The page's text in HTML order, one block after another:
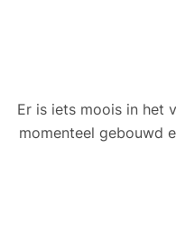
Er is iets moois in het
momenteel gebouwd